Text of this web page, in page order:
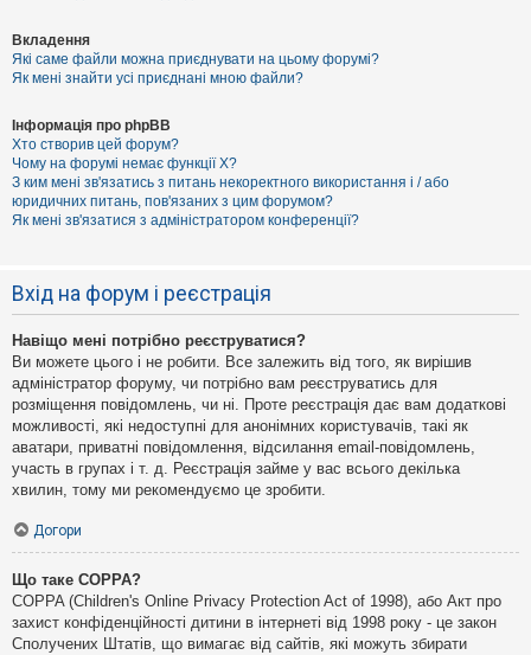
Вкладення
Які саме файли можна приєднувати на цьому форумі?
Як мені знайти усі приєднані мною файли?
Інформація про phpBB
Хто створив цей форум?
Чому на форумі немає функції X?
З ким мені зв'язатись з питань некоректного використання і / або
юридичних питань, пов'язаних з цим форумом?
Як мені зв'язатися з адміністратором конференції?
Вхід на форум і реєстрація
Навіщо мені потрібно реєструватися?
Ви можете цього і не робити. Все залежить від того, як вирішив
адміністратор форуму, чи потрібно вам реєструватись для
розміщення повідомлень, чи ні. Проте реєстрація дає вам додаткові
можливості, які недоступні для анонімних користувачів, такі як
аватари, приватні повідомлення, відсилання email-повідомлень,
участь в групах і т. д. Реєстрація займе у вас всього декілька
хвилин, тому ми рекомендуємо це зробити.
Догори
Що таке COPPA?
COPPA (Children's Online Privacy Protection Act of 1998), або Акт про
захист конфіденційності дитини в інтернеті від 1998 року - це закон
Сполучених Штатів, що вимагає від сайтів, які можуть збирати